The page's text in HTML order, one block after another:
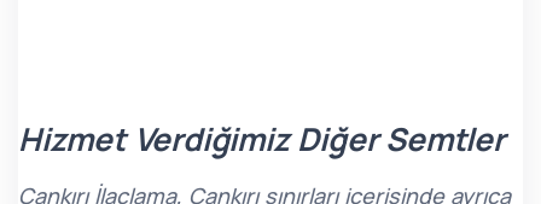
Hizmet Verdiğimiz Diğer Semtler
Çankırı İlaçlama, Çankırı sınırları içerisinde ayrıca